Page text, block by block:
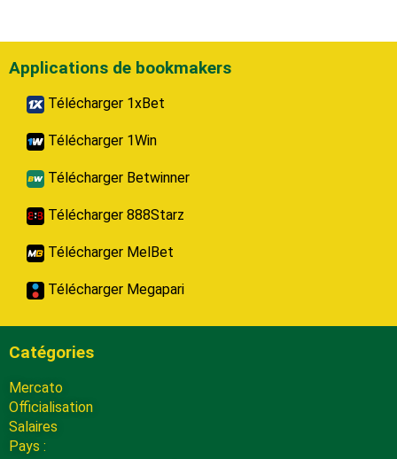
Applications de bookmakers
Télécharger 1xBet
Télécharger 1Win
Télécharger Betwinner
Télécharger 888Starz
Télécharger MelBet
Télécharger Megapari
Catégories
Mercato
Officialisation
Salaires
Pays :